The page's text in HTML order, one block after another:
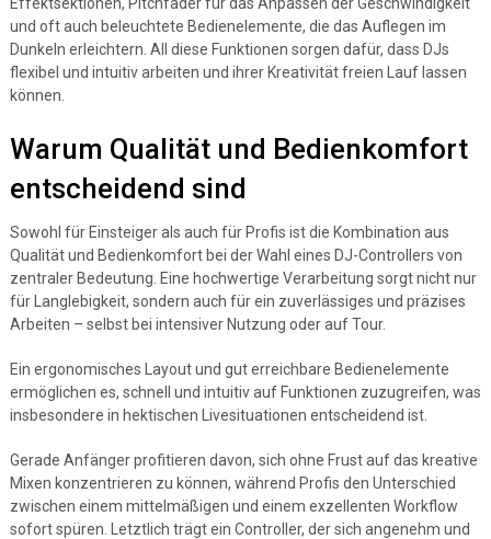
und oft auch beleuchtete Bedienelemente, die das Auflegen im
Dunkeln erleichtern. All diese Funktionen sorgen dafür, dass DJs
flexibel und intuitiv arbeiten und ihrer Kreativität freien Lauf lassen
können.
Warum Qualität und Bedienkomfort
entscheidend sind
Sowohl für Einsteiger als auch für Profis ist die Kombination aus
Qualität und Bedienkomfort bei der Wahl eines DJ-Controllers von
zentraler Bedeutung. Eine hochwertige Verarbeitung sorgt nicht nur
für Langlebigkeit, sondern auch für ein zuverlässiges und präzises
Arbeiten – selbst bei intensiver Nutzung oder auf Tour.
Ein ergonomisches Layout und gut erreichbare Bedienelemente
ermöglichen es, schnell und intuitiv auf Funktionen zuzugreifen, was
insbesondere in hektischen Livesituationen entscheidend ist.
Gerade Anfänger profitieren davon, sich ohne Frust auf das kreative
Mixen konzentrieren zu können, während Profis den Unterschied
zwischen einem mittelmäßigen und einem exzellenten Workflow
sofort spüren. Letztlich trägt ein Controller, der sich angenehm und